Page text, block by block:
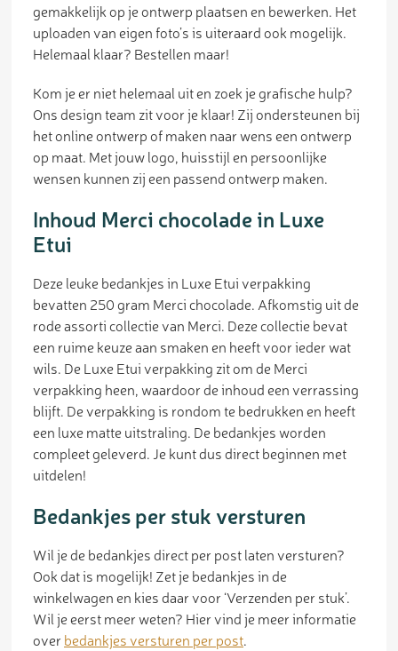
gemakkelijk op je ontwerp plaatsen en bewerken. Het
uploaden van eigen foto’s is uiteraard ook mogelijk.
Helemaal klaar? Bestellen maar!
Kom je er niet helemaal uit en zoek je grafische hulp?
Ons design team zit voor je klaar! Zij ondersteunen bij
het online ontwerp of maken naar wens een ontwerp
op maat. Met jouw logo, huisstijl en persoonlijke
wensen kunnen zij een passend ontwerp maken.
Inhoud Merci chocolade in Luxe
Etui
Deze leuke bedankjes in Luxe Etui verpakking
bevatten 250 gram Merci chocolade. Afkomstig uit de
rode assorti collectie van Merci. Deze collectie bevat
een ruime keuze aan smaken en heeft voor ieder wat
wils. De Luxe Etui verpakking zit om de Merci
verpakking heen, waardoor de inhoud een verrassing
blijft. De verpakking is rondom te bedrukken en heeft
een luxe matte uitstraling. De bedankjes worden
compleet geleverd. Je kunt dus direct beginnen met
uitdelen!
Bedankjes per stuk versturen
Wil je de bedankjes direct per post laten versturen?
Ook dat is mogelijk! Zet je bedankjes in de
winkelwagen en kies daar voor ‘Verzenden per stuk’.
Wil je eerst meer weten? Hier vind je meer informatie
over bedankjes versturen per post.